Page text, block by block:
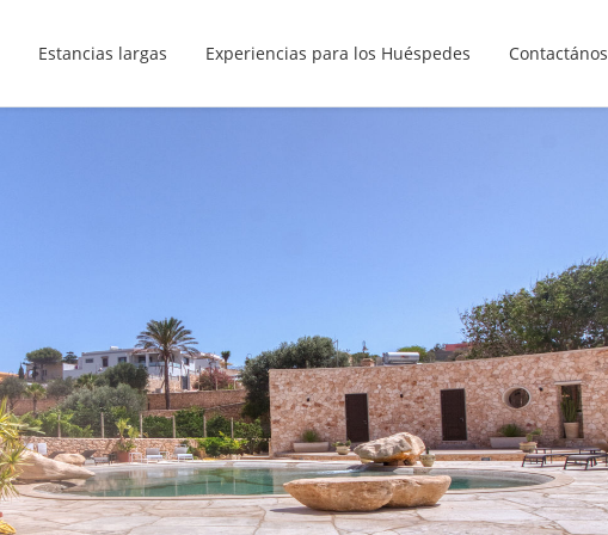
Estancias largas Experiencias para los Huéspedes Contactános